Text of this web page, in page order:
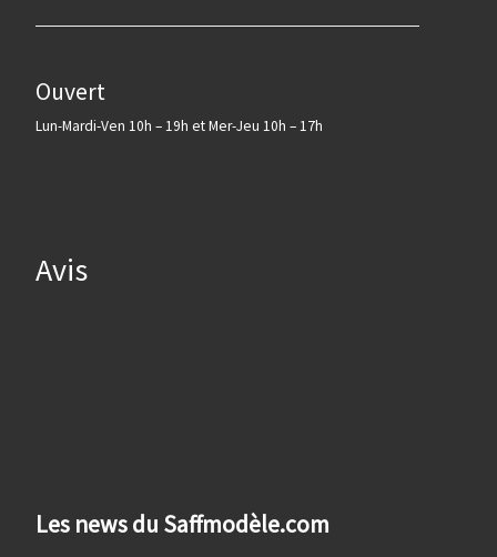
Ouvert
Lun-Mardi-Ven 10h – 19h et Mer-Jeu 10h – 17h
Avis
Les news du Saffmodèle.com